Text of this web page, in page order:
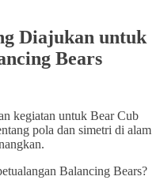
Diajukan untuk
Bears
kegiatan untuk Bear Cub
pola dan simetri di alam
Balancing Bears?